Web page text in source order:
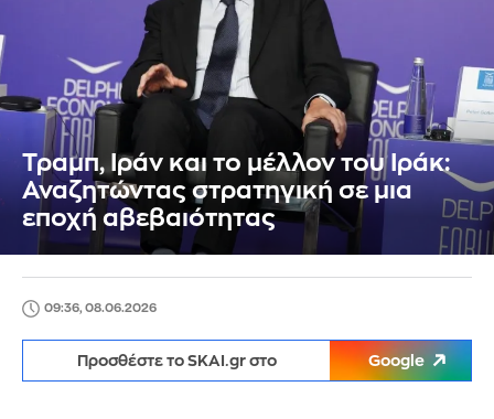
Τραμπ, Ιράν και το μέλλον του Ιράκ:
Αναζητώντας στρατηγική σε μια
εποχή αβεβαιότητας
09:36, 08.06.2026
Προσθέστε το SKAI.gr στο Google